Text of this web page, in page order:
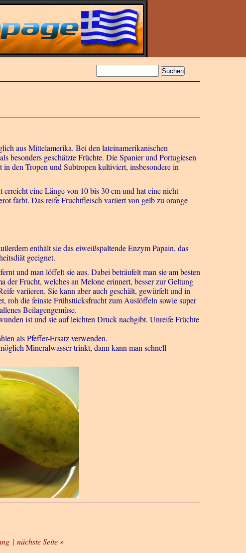
aus Mittelamerika. Bei den lateinamerikanischen
besonders geschätzte Früchte. Die Spanier und Portugiesen
den Tropen und Subtropen kultiviert, insbesondere in
eine Länge von 10 bis 30 cm und hat eine nicht
färbt. Das reife Fruchtfleisch variiert von gelb zu orange
enthält sie das eiweißspaltende Enzym Papain, das
geeignet.
und man löffelt sie aus. Dabei beträufelt man sie am besten
Frucht, welches an Melone erinnert, besser zur Geltung
variieren. Sie kann aber auch geschält, gewürfelt und in
roh die feinste Frühstücksfrucht zum Auslöffeln sowie super
Beilagengemüse.
ist und sie auf leichten Druck nachgibt. Unreife Früchte
als Pfeffer-Ersatz verwenden.
Mineralwasser trinkt, dann kann man schnell
| nächste Seite »